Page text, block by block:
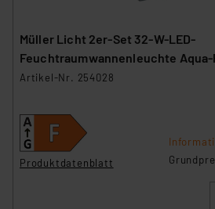
Müller Licht 2er-Set 32-W-LED-
Feuchtraumwannenleuchte
3360 lm, 4000 K, 120 cm
Artikel-Nr. 254028
Produktdatenblatt